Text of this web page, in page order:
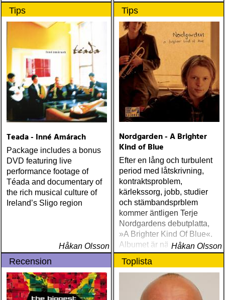
Tips
Teada - Inné Amárach
Package includes a bonus
DVD featuring live
performance footage of
Téada and documentary of
the rich musical culture of
Ireland’s Sligo region
Håkan Olsson
Tips
Nordgarden - A Brighter
Kind of Blue
Efter en lång och turbulent
period med låtskrivning,
kontraktsproblem,
kärlekssorg, jobb, studier
och stämbandsprblem
kommer äntligen Terje
Nordgardens debutplatta,
»A Brighter Kind Of Blue«.
Albumet är nära, enkelt och
ärligt och handlar om
upplevelser och historier
från en ung mans liv
Håkan Olsson
Recension Toplista